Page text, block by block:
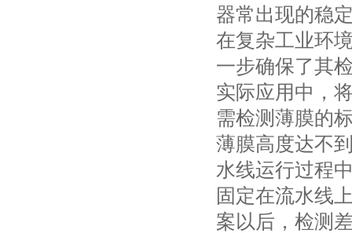
器常出现的稳
在复杂工业环
一步确保了其
实际应用中，
需检测薄膜的
薄膜高度达不
水线运行过程
固定在流水线
案以后，检测